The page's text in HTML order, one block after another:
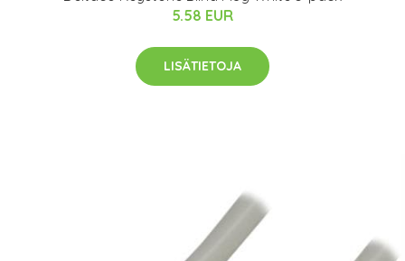
5.58 EUR
LISÄTIETOJA